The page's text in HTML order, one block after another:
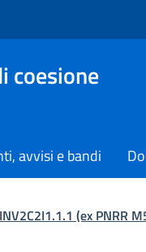
coesione
avvisi e bandi
(ex PNRR